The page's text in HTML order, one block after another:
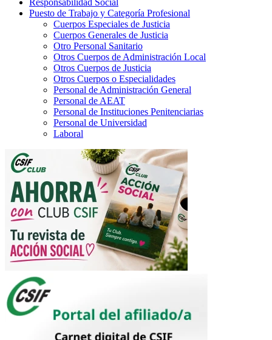
Puesto de Trabajo y Categoría Profesional
Cuerpos Especiales de Justicia
Cuerpos Generales de Justicia
Otro Personal Sanitario
Otros Cuerpos de Administración Local
Otros Cuerpos de Justicia
Otros Cuerpos o Especialidades
Personal de Administración General
Personal de AEAT
Personal de Instituciones Penitenciarias
Personal de Universidad
Laboral